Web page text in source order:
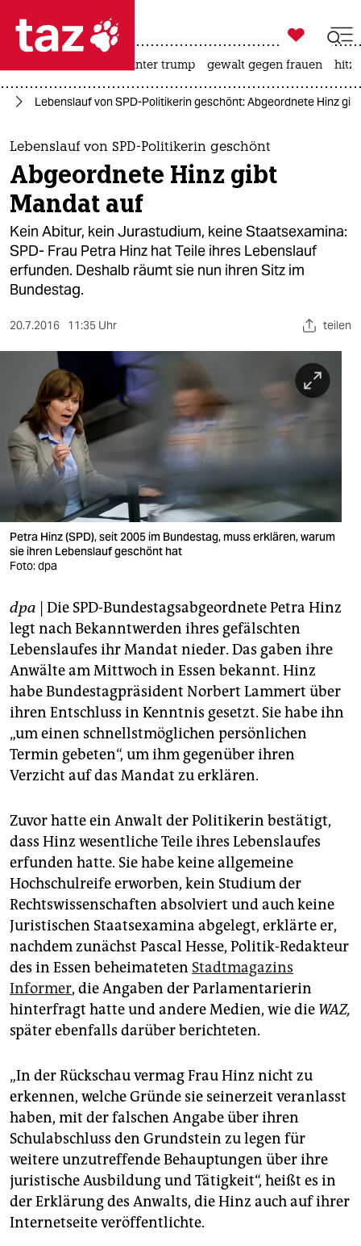
 taz zahl ich
taz zahl ich
themen
politik
öko
gesellschaft
kultur
sport
nord
wahrheit
verlag
verlag
veranstaltungen
shop
fragen & hilfe
unterstützen
abo
genossenschaft
epaper login

taz zahl ich
usa unter trump gewalt gegen frauen hitze
Lebenslauf von SPD-Politikerin geschönt: Abgeordnete Hinz
Lebenslauf von SPD-Politikerin geschönt
Abgeordnete Hinz gibt
Mandat auf
Kein Abitur, kein Jurastudium, keine Staatsexamina:
SPD- Frau Petra Hinz hat Teile ihres Lebenslauf
erfunden. Deshalb räumt sie nun ihren Sitz im
Bundestag.
20.7.2016 11:35 Uhr teilen
Petra Hinz (SPD), seit 2005 im Bundestag, muss erklären, warum
sie ihren Lebenslauf geschönt hat
Foto: dpa
dpa | Die SPD-Bundestagsabgeordnete Petra Hinz
legt nach Bekanntwerden ihres gefälschten
Lebenslaufes ihr Mandat nieder. Das gaben ihre
Anwälte am Mittwoch in Essen bekannt. Hinz
habe Bundestagpräsident Norbert Lammert über
ihren Entschluss in Kenntnis gesetzt. Sie habe ihn
„um einen schnellstmöglichen persönlichen
Termin gebeten“, um ihm gegenüber ihren
Verzicht auf das Mandat zu erklären.
Zuvor hatte ein Anwalt der Politikerin bestätigt,
dass Hinz wesentliche Teile ihres Lebenslaufes
erfunden hatte. Sie habe keine allgemeine
Hochschulreife erworben, kein Studium der
Rechtswissenschaften absolviert und auch keine
Juristischen Staatsexamina abgelegt, erklärte er,
nachdem zunächst Pascal Hesse, Politik-Redakteur
des in Essen beheimateten Stadtmagazins
Informer, die Angaben der Parlamentarierin
hinterfragt hatte und andere Medien, wie die WAZ,
später ebenfalls darüber berichteten.
„In der Rückschau vermag Frau Hinz nicht zu
erkennen, welche Gründe sie seinerzeit veranlasst
haben, mit der falschen Angabe über ihren
Schulabschluss den Grundstein zu legen für
weitere unzutreffende Behauptungen über ihre
juristische Ausbildung und Tätigkeit“, heißt es in
der Erklärung des Anwalts, die Hinz auch auf ihrer
Internetseite veröffentlichte.